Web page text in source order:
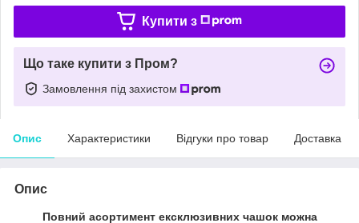
Купити з
Що таке купити з Пром?
Замовлення під захистом
Опис Характеристики Відгуки про товар Доставка
Опис
Повний асортимент ексклюзивних чашокможна